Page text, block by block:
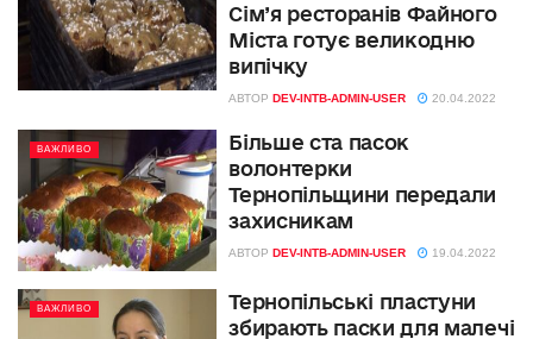
Сім’я ресторанів Файного
Міста готує великодню
випічку
АВТОР DEV-INTB-ADMIN-USER 20.04.2022
ВАЖЛИВО
Більше ста пасок
волонтерки
Тернопільщини передали
захисникам
АВТОР DEV-INTB-ADMIN-USER 19.04.2022
ВАЖЛИВО
Тернопільські пластуни
збирають паски для малечі